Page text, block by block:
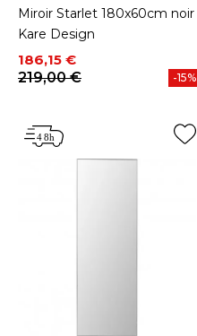
Miroir Starlet 180x60cm noir
Kare Design
Prix
186,15 €
Prix de base
219,00 €
-15%